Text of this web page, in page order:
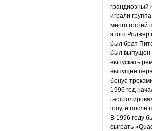
грандиозный
играли
много гостей
этого
был брат
был выпущен
выпускать
выпущен
бонус-
1996 год
шоу, и после
В 1996 году
сыграть